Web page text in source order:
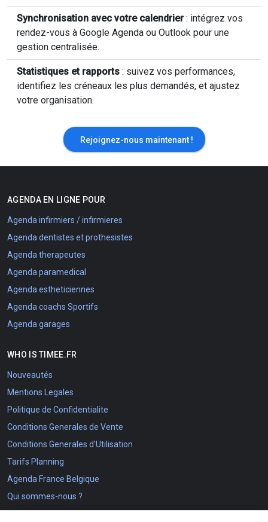
Synchronisation avec votre calendrier: intégrez vos
rendez-vous à Google Agenda ou Outlook pour une
gestion centralisée.
Statistiques et rapports : suivez vos performances,
identifiez les créneaux les plus demandés, et ajustez
votre organisation.
Rejoignez-nous maintenant !
AGENDA EN LIGNE POUR
Agenda infirmiers / infirmieres
Agenda dentistes et prothesistes
Agenda therapeutes
Agenda paramedical
Agenda estheticiennes
Agenda coachs Sportifs
Agenda garages
WHO IS TIMEE.FR
Nouveautés
Mentions Legales
Politique de Confidentialite
Conditions Generales de Vente
Conditions Generales d'Utilisation
Tarifs Planning
Agenda France Belgique
Qui sommes-nous ?
The Timee.fr project